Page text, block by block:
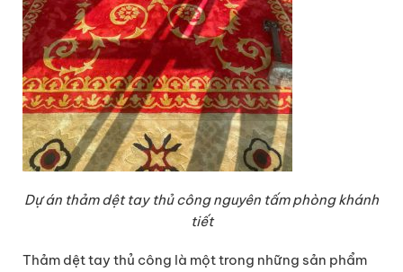
Dự án thảm dệt tay thủ công nguyên tấm phòng khánh
tiết
Thảm dệt tay thủ công là một trong những sản phẩm